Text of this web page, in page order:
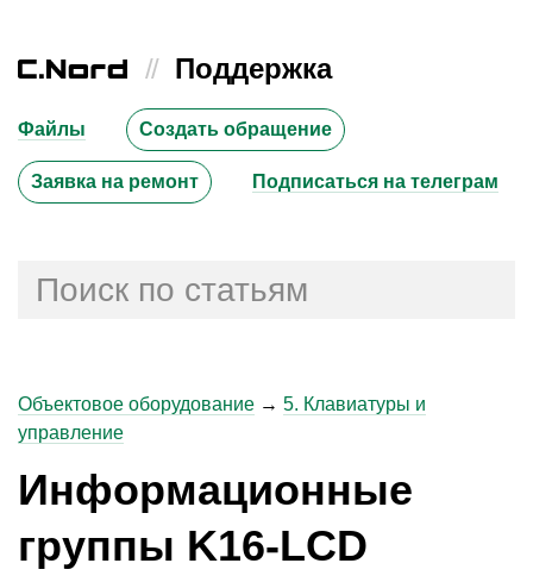
// Поддержка
Файлы Создать обращение
Заявка на ремонт Подписаться на телеграм
Объектовое оборудование → 5. Клавиатуры и
управление
Информационные
группы K16-LCD